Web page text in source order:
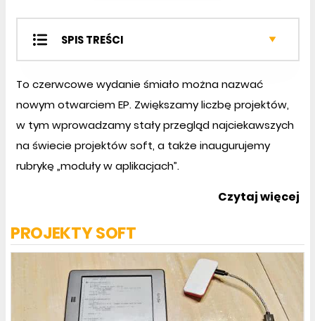
SPIS TREŚCI
Projekty EP
Moduły w aplikacjach
Miniprojekty
Projekty czytelników
Prezentacje
Sprzęt
To czerwcowe wydanie śmiało można nazwać
nowym otwarciem EP. Zwiększamy liczbę projektów,
w tym wprowadzamy stały przegląd najciekawszych
na świecie projektów soft, a także inaugurujemy
rubrykę „moduły w aplikacjach”.
Czytaj więcej
PROJEKTY SOFT